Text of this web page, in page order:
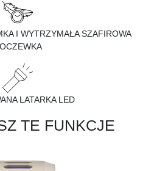
I WYTRZYMAŁA SZAFIROWA
LATARKA LED
TE FUNKCJE